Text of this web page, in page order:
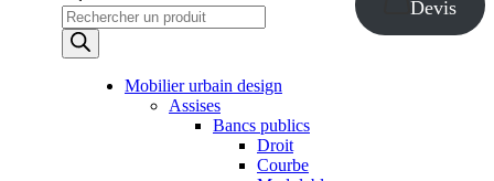
Recherche
de
produits
Devis
Mobilier urbain design
Assises
Bancs publics
Droit
Courbe